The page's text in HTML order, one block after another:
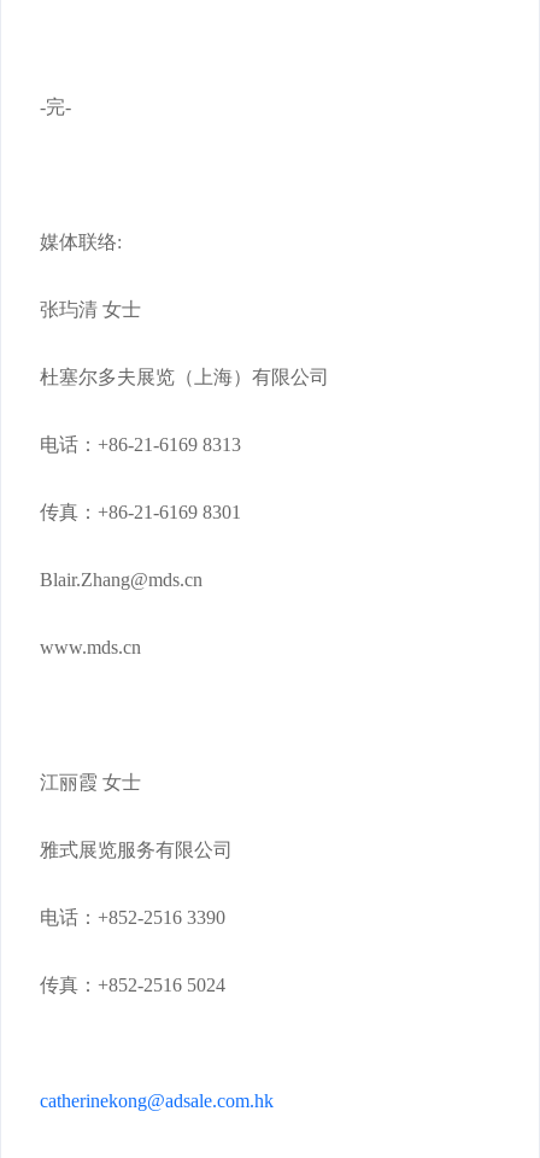
-完-
媒体联络:
张玙清 女士
杜塞尔多夫展览（上海）有限公司
电话：+86-21-6169 8313
传真：+86-21-6169 8301
Blair.Zhang@mds.cn
www.mds.cn
江丽霞 女士
雅式展览服务有限公司
电话：+852-2516 3390
传真：+852-2516 5024
catherinekong@adsale.com.hk